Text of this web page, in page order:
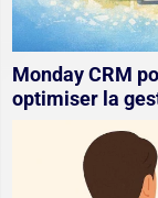
Monday CRM
optimiser la